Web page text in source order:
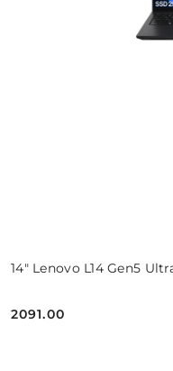
14" Lenovo L14 Gen5
Cena:
2091.00